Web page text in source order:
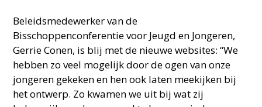
Beleidsmedewerker van de
Bisschoppenconferentie voor Jeugd en Jongeren,
Gerrie Conen, is blij met de nieuwe websites: “We
hebben zo veel mogelijk door de ogen van onze
jongeren gekeken en hen ook laten meekijken bij
het ontwerp. Zo kwamen we uit bij wat zij